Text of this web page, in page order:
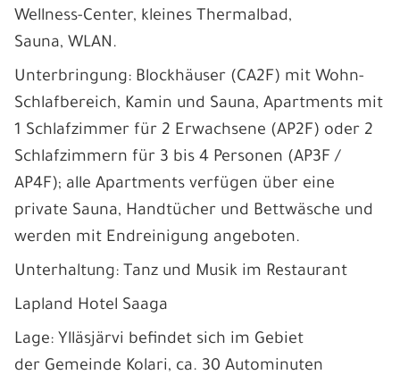
Wellness-Center, kleines Thermalbad,
Sauna, WLAN.
Unterbringung: Blockhäuser (CA2F) mit Wohn-
Schlafbereich, Kamin und Sauna, Apartments mit
1 Schlafzimmer für 2 Erwachsene (AP2F) oder 2
Schlafzimmern für 3 bis 4 Personen (AP3F /
AP4F); alle Apartments verfügen über eine
private Sauna, Handtücher und Bettwäsche und
werden mit Endreinigung angeboten.
Unterhaltung: Tanz und Musik im Restaurant
Lapland Hotel Saaga
Lage: Ylläsjärvi befindet sich im Gebiet
der Gemeinde Kolari, ca. 30 Autominuten